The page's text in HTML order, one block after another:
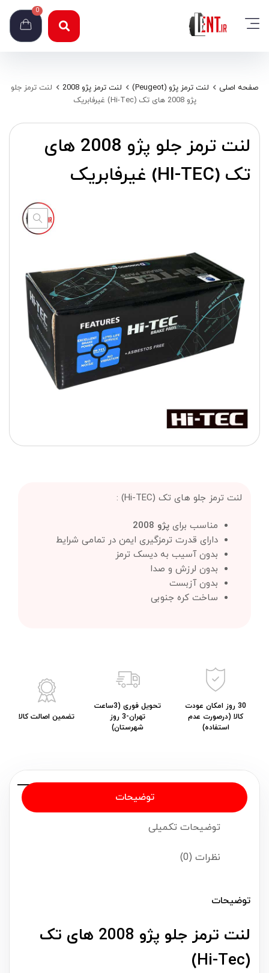
0
صفحه اصلی لنت ترمز پژو (Peugeot) لنت ترمز پژو 2008
لنت ترمز جلو
پژو 2008 های تک (Hi-Tec) غیرفابریک
لنت ترمز جلو پژو 2008 های
تک (HI-TEC) غیرفابریک
لنت ترمز جلو های تک (Hi-TEC) :
مناسب برای پژو 2008
دارای قدرت ترمزگیری ایمن در تمامی شرایط
بدون آسیب به دیسک ترمز
بدون لرزش و صدا
بدون آزبست
ساخت کره جنوبی
30 روز امکان عودت
کالا (درصورت عدم
استفاده)
تحویل فوری (3ساعت
تهران-3 روز
شهرستان)
تضمین اصالت کالا
توضیحات
توضیحات تکمیلی
نظرات (0)
توضیحات
لنت ترمز جلو پژو 2008 های تک
(Hi-Tec)